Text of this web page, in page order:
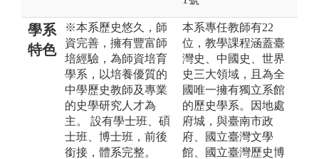
學系
特色
※本系歷史悠久，師
資完善，擁有豐富師
培經驗，為師資培育
學系，以培養優質的
中學歷史教師及專業
的史學研究人才為
主。 設有學士班、碩
士班、博士班，前後
銜接，體系完整。
本系專任教師有22
位，教學課程涵蓋臺
灣史、中國史、世界
史三大領域，且為全
國唯一擁有獨立系館
的歷史學系。因地處
府城，與臺南市政
府、國立臺灣文學
館、國立臺灣歷史博